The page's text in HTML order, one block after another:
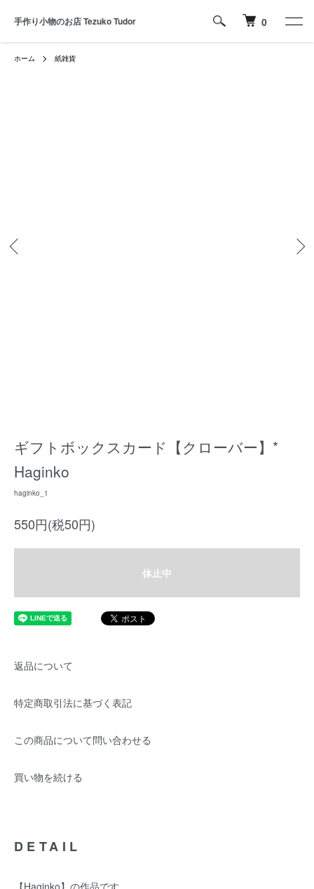
手作り小物のお店 Tezuko Tudor 0
ホーム 紙雑貨
ギフトボックスカード【クローバー】*
Haginko
haginko_1
550円(税50円)
休止中
返品について
特定商取引法に基づく表記
この商品について問い合わせる
買い物を続ける
DETAIL
【Haginko】の作品です。